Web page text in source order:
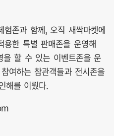
존과 함께, 오직 새싹마켓에
한 특별 판매존을 운영해
할 수 있는 이벤트존을 운
여하는 참관객들과 전시존을
해를 이뤘다.